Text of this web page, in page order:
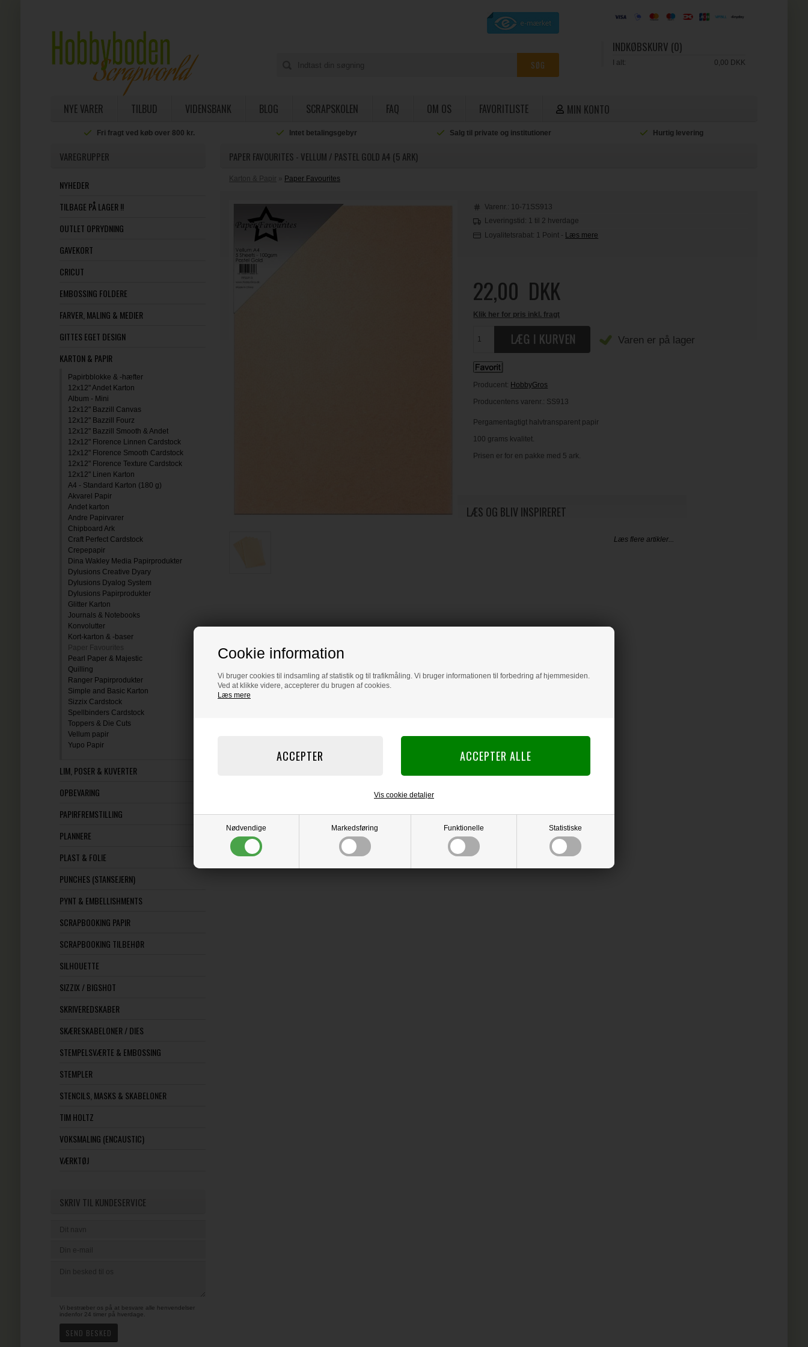
Cookie information
Vi bruger cookies til indsamling af statistik og til trafikmåling. Vi bruger informationen til forbedring af hjemmesiden.
Ved at klikke videre, accepterer du brugen af cookies.
Læs mere
Nødvendige Markedsføring Funktionelle Statistiske
Vis cookie detaljer
INDKØBSKURV (0)
I alt: 0,00 DKK
NYE VARER TILBUD VIDENSBANK BLOG SCRAPSKOLEN FAQ OM OS FAVORITLISTE MIN KONTO
Fri fragt ved køb over 800 kr. Intet betalingsgebyr Salg til private og institutioner Hurtig levering
VAREGRUPPER
NYHEDER
TILBAGE PÅ LAGER !!
OUTLET OPRYDNING
GAVEKORT
CRICUT
EMBOSSING FOLDERE
FARVER, MALING & MEDIER
GITTES EGET DESIGN
KARTON & PAPIR
Papirbblokke & -hæfter
12x12" Andet Karton
Album - Mini
12x12" Bazzill Canvas
12x12" Bazzill Fourz
12x12" Bazzill Smooth & Andet
12x12" Florence Linnen Cardstock
12x12" Florence Smooth Cardstock
12x12" Florence Texture Cardstock
12x12" Linen Karton
A4 - Standard Karton (180 g)
Akvarel Papir
Andet karton
Andre Papirvarer
Chipboard Ark
Craft Perfect Cardstock
Crepepapir
Dina Wakley Media Papirprodukter
Dylusions Creative Dyary
Dylusions Dyalog System
Dylusions Papirprodukter
Glitter Karton
Journals & Notebooks
Konvolutter
Kort-karton & -baser
Paper Favourites
Pearl Paper & Majestic
Quilling
Ranger Papirprodukter
Simple and Basic Karton
Sizzix Cardstock
Spellbinders Cardstock
Toppers & Die Cuts
Vellum papir
Yupo Papir
LIM, POSER & KUVERTER
OPBEVARING
PAPIRFREMSTILLING
PLANNERE
PLAST & FOLIE
PUNCHES (STANSEJERN)
PYNT & EMBELLISHMENTS
SCRAPBOOKING PAPIR
SCRAPBOOKING TILBEHØR
SILHOUETTE
SIZZIX / BIGSHOT
SKRIVEREDSKABER
SKÆRESKABELONER / DIES
STEMPELSVÆRTE & EMBOSSING
STEMPLER
STENCILS, MASKS & SKABELONER
TIM HOLTZ
VOKSMALING (ENCAUSTIC)
VÆRKTØJ
SKRIV TIL KUNDESERVICE
Vi bestræber os på at besvare alle henvendelser
indenfor 24 timer på hverdage.
PAPER FAVOURITES - VELLUM / PASTEL GOLD A4 (5 ARK)
Karton & Papir » Paper Favourites
Varenr.: 10-71SS913
Leveringstid: 1 til 2 hverdage
Loyalitetsrabat: 1 Point - Læs mere
22,00 DKK
Klik her for pris inkl. fragt
Varen er på lager
Producent: HobbyGros
Producentens varenr.: SS913
Pergamentagtigt halvtransparent papir
100 grams kvalitet.
Prisen er for en pakke med 5 ark.
LÆS OG BLIV INSPIRERET
Læs flere artikler...